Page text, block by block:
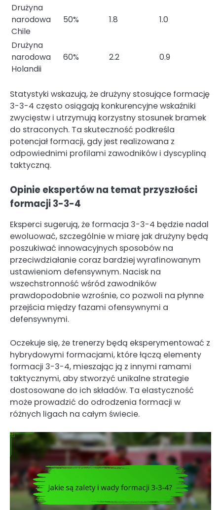
Drużyna
narodowa
Chile
50% 1.8 1.0
Drużyna
narodowa
Holandii
60% 2.2 0.9
Statystyki wskazują, że drużyny stosujące formację
3-3-4 często osiągają konkurencyjne wskaźniki
zwycięstw i utrzymują korzystny stosunek bramek
do straconych. Ta skuteczność podkreśla
potencjał formacji, gdy jest realizowana z
odpowiednimi profilami zawodników i dyscypliną
taktyczną.
Opinie ekspertów na temat przyszłości
formacji 3-3-4
Eksperci sugerują, że formacja 3-3-4 będzie nadal
ewoluować, szczególnie w miarę jak drużyny będą
poszukiwać innowacyjnych sposobów na
przeciwdziałanie coraz bardziej wyrafinowanym
ustawieniom defensywnym. Nacisk na
wszechstronność wśród zawodników
prawdopodobnie wzrośnie, co pozwoli na płynne
przejścia między fazami ofensywnymi a
defensywnymi.
Oczekuje się, że trenerzy będą eksperymentować z
hybrydowymi formacjami, które łączą elementy
formacji 3-3-4, mieszając ją z innymi ramami
taktycznymi, aby stworzyć unikalne strategie
dostosowane do ich składów. Ta elastyczność
może prowadzić do odrodzenia formacji w
różnych ligach na całym świecie.